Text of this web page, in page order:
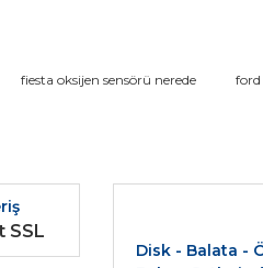
gördüğünüz noktaları öneri
fiesta oksijen sensörü nerede ford
SSL
Disk - Balata -